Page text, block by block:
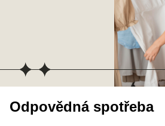
Odpovědná spotřeba